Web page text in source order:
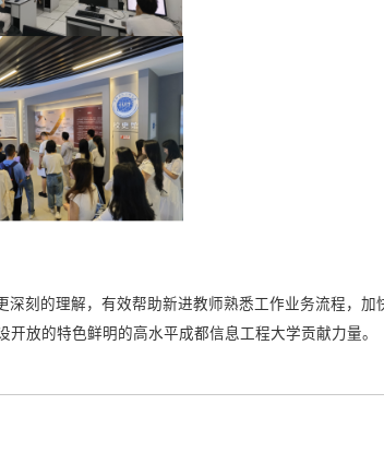
刻的理解，有效帮助新进教师熟悉工作业务流程，加
放的特色鲜明的高水平成都信息工程大学贡献力量。